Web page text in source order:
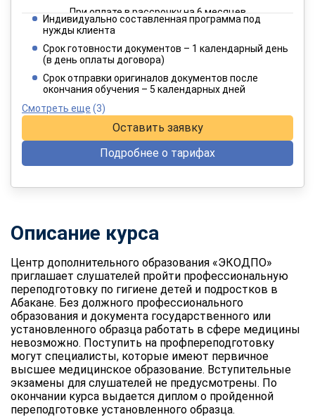
При оплате в рассрочку на 6 месяцев
4 949 руб. / 8 249 руб.
При оплате в рассрочку на 12 месяцев
Индивидуально составленная программа под
нужды клиента
Срок готовности документов – 1 календарный день
(в день оплаты договора)
Срок отправки оригиналов документов после
окончания обучения – 5 календарных дней
Смотреть еще (3)
Оставить заявку
Подробнее о тарифах
Описание курса
Центр дополнительного образования «ЭКОДПО»
приглашает слушателей пройти профессиональную
переподготовку по гигиене детей и подростков в
Абакане. Без должного профессионального
образования и документа государственного или
установленного образца работать в сфере медицины
невозможно. Поступить на профпереподготовку
могут специалисты, которые имеют первичное
высшее медицинское образование. Вступительные
экзамены для слушателей не предусмотрены. По
окончании курса выдается диплом о пройденной
переподготовке установленного образца.